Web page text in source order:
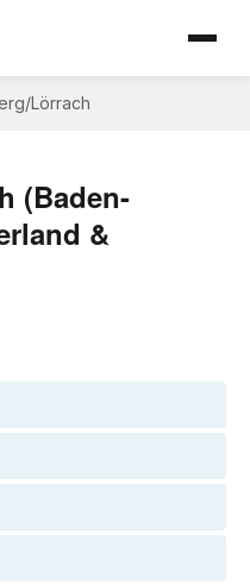
/Lörrach
(Baden-
&